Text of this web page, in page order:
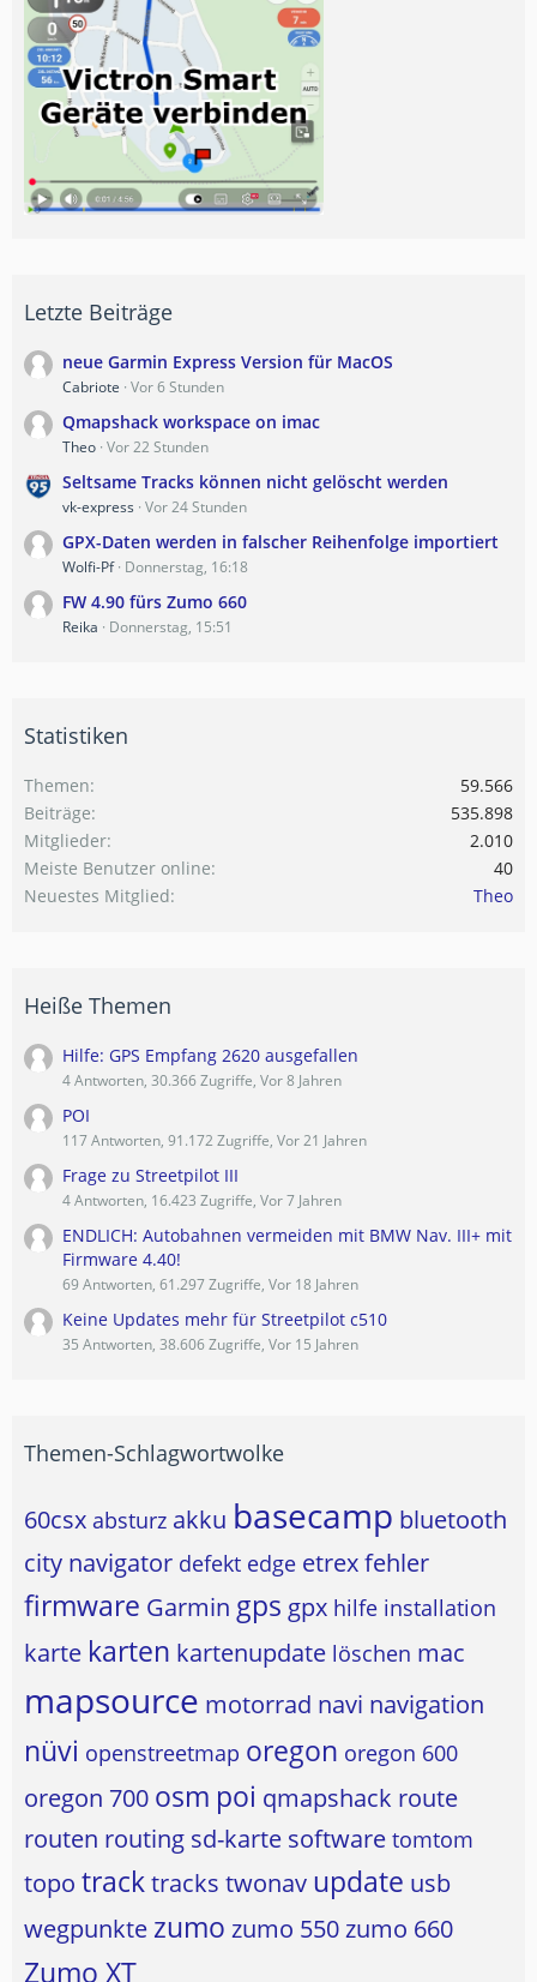
Letzte Beiträge
neue Garmin Express Version für MacOS
Cabriote Vor 6 Stunden
Qmapshack workspace on imac
Theo Vor 22 Stunden
Seltsame Tracks können nicht gelöscht werden
vk-express Vor 24 Stunden
GPX-Daten werden in falscher Reihenfolge importiert
Wolfi-Pf Donnerstag, 16:18
FW 4.90 fürs Zumo 660
Reika Donnerstag, 15:51
Statistiken
Themen
59.566
Beiträge
535.898
Mitglieder
2.010
Meiste Benutzer online
40
Neuestes Mitglied
Theo
Heiße Themen
Hilfe: GPS Empfang 2620 ausgefallen
4 Antworten, 30.366 Zugriffe, Vor 8 Jahren
POI
117 Antworten, 91.172 Zugriffe, Vor 21 Jahren
Frage zu Streetpilot III
4 Antworten, 16.423 Zugriffe, Vor 7 Jahren
ENDLICH: Autobahnen vermeiden mit BMW Nav. III+ mit
Firmware 4.40!
69 Antworten, 61.297 Zugriffe, Vor 18 Jahren
Keine Updates mehr für Streetpilot c510
35 Antworten, 38.606 Zugriffe, Vor 15 Jahren
Themen-Schlagwortwolke
60csx absturz akku basecamp bluetooth
city navigator defekt edge etrexfehler
firmware Garmin gps gpx hilfe installation
karte karten kartenupdate löschen mac
mapsource motorrad navi navigation
nüvi openstreetmap oregon oregon 600
oregon 700 osm poi qmapshack route
routen routing sd-karte software tomtom
topo tracktracks twonav update usb
wegpunkte zumo zumo 550zumo 660
Zumo XT